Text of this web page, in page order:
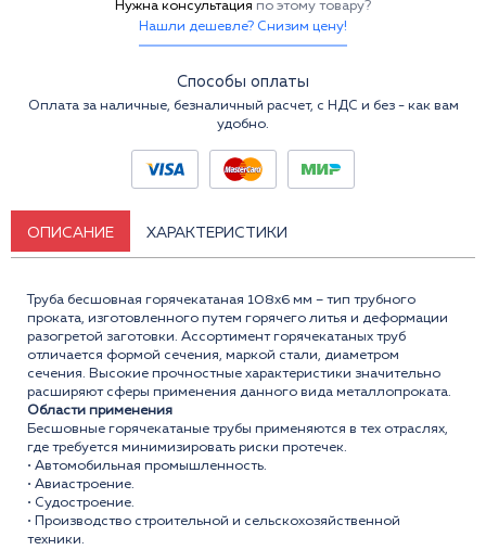
Нужна консультация по этому товару?
Нашли дешевле? Снизим цену!
Способы оплаты
Оплата за наличные, безналичный расчет, с НДС и без - как вам
удобно.
ОПИСАНИЕ ХАРАКТЕРИСТИКИ
Труба бесшовная горячекатаная 108x6 мм – тип трубного
проката, изготовленного путем горячего литья и деформации
разогретой заготовки. Ассортимент горячекатаных труб
отличается формой сечения, маркой стали, диаметром
сечения. Высокие прочностные характеристики значительно
расширяют сферы применения данного вида металлопроката.
Области применения
Бесшовные горячекатаные трубы применяются в тех отраслях,
где требуется минимизировать риски протечек.
• Автомобильная промышленность.
• Авиастроение.
• Судостроение.
• Производство строительной и сельскохозяйственной
техники.